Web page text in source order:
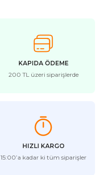
KAPIDA ÖDEME
200 TL üzeri siparişlerde
HIZLI KARGO
15:00’a kadar ki tüm siparişler